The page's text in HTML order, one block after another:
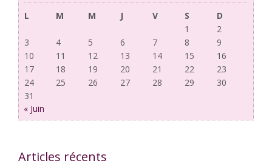
L
M M J V S
D
1
2
3
4 5 6 7 8
9
10
11 12 13 14 15
16
17
18 19 20 21 22
23
24
25 26 27 28 29
30
31
« Juin
Articles récents